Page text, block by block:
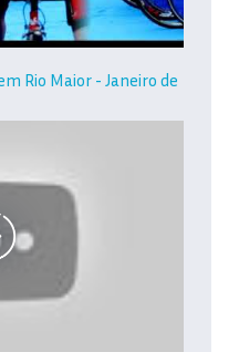
Rio Maior - Janeiro de